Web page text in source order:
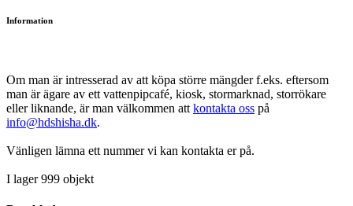
Information
Om man är intresserad av att köpa större mängder f.eks. eftersom
man är ägare av ett vattenpipcafé, kiosk, stormarknad, storrökare
eller liknande, är man välkommen att kontakta oss på
info@hdshisha.dk.
Vänligen lämna ett nummer vi kan kontakta er på.
I lager 999 objekt